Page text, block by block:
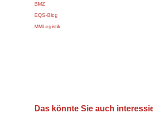
BMZ
EQS-Blog
MMLogistik
Das könnte Sie auch